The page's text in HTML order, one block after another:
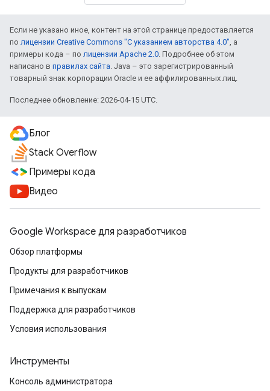
Если не указано иное, контент на этой странице предоставляется
по лицензии Creative Commons "С указанием авторства 4.0", а
примеры кода – по лицензии Apache 2.0. Подробнее об этом
написано в правилах сайта. Java – это зарегистрированный
товарный знак корпорации Oracle и ее аффилированных лиц.
Последнее обновление: 2026-04-15 UTC.
Блог
Stack Overflow
Примеры кода
Видео
Google Workspace для разработчиков
Обзор платформы
Продукты для разработчиков
Примечания к выпускам
Поддержка для разработчиков
Условия использования
Инструменты
Консоль администратора